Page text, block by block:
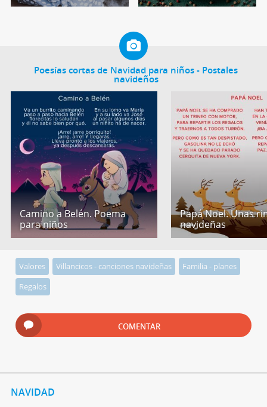
Poesías cortas de Navidad para niños - Postales
navideños
Camino a Belén. Poema
para niños
Papá Noel. Unas
navideñas
Valores Villancicos - canciones navideñas
Familia - planes
Regalos
COMENTAR
NAVIDAD